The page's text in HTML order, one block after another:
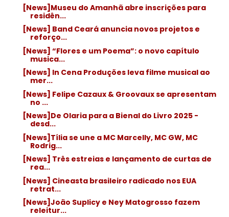
[News]Museu do Amanhã abre inscrições para
residên...
[News] Band Ceará anuncia novos projetos e
reforço...
[News] “Flores e um Poema”: o novo capítulo
musica...
[News] In Cena Produções leva filme musical ao
mer...
[News] Felipe Cazaux & Groovaux se apresentam
no ...
[News]De Olaria para a Bienal do Livro 2025 -
desd...
[News]Tília se une a MC Marcelly, MC GW, MC
Rodrig...
[News] Três estreias e lançamento de curtas de
rea...
[News] Cineasta brasileiro radicado nos EUA
retrat...
[News]João Suplicy e Ney Matogrosso fazem
releitur...